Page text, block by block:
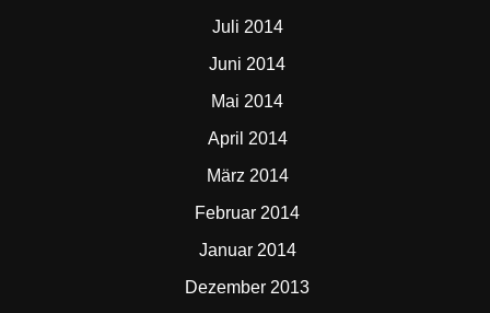
Juli 2014
Juni 2014
Mai 2014
April 2014
März 2014
Februar 2014
Januar 2014
Dezember 2013